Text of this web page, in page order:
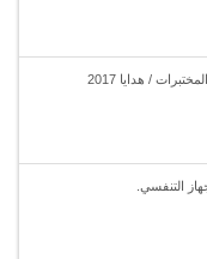
/ هدايا 2017
التنفسي.